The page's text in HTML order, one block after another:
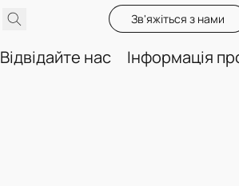
Зв'яжіться з нами
Відвідайте нас Інформація